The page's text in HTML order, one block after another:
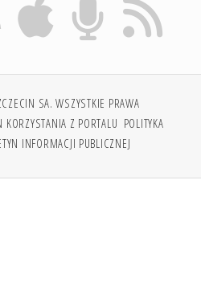
SA. WSZYSTKIE PRAWA
KORZYSTANIA Z PORTALU POLITYKA
INFORMACJI PUBLICZNEJ